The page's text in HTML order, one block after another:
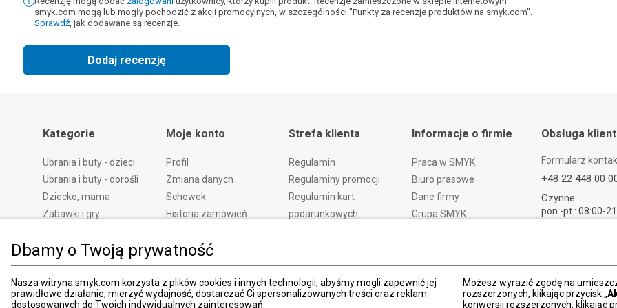
Dbamy o Twoją prywatność
Nasza witryna smyk.com korzysta z plików cookies i innych technologii, abyśmy mogli zapewnić jej
prawidłowe działanie, mierzyć wydajność, dostarczać Ci spersonalizowanych treści oraz reklam
dostosowanych do Twoich indywidualnych zainteresowań.
Możesz wyrazić zgodę na
rozszerzonych, klikając przycisk „
konwersji rozszerzonych, klikając
smyk.com mogą lub mogły pochodzić z akcji promocyjnych, w szczególności "Punkty za recenzje produktów na smyk.com".
Sprawdź, jak dodawane są recenzje.
Dodaj recenzję
Kategorie
Ubrania i buty - dzieci
Ubrania i buty - dorośli
Dziecko, mama
Zabawki i gry
Zdrowie i uroda
Dom i ogród
Promocje
Porady
Moje konto
Profil
Zmiana danych
Schowek
Historia zamówień
Polityka prywatności
Ustawienia prywatności
Śledzenie zamówień
Strefa klienta
Regulamin
Regulaminy promocji
Regulamin kart
podarunkowych
Reklamacje
Metody płatności
PayPo
Informacje o firmie
Praca w SMYK
Biuro prasowe
Dane firmy
Grupa SMYK
Akt o usługach cyfrowych
Deklaracja dostępności
Obsługa
Formularz
+48 22 448 00
Czynne:
pon.-pt.: 08:00-